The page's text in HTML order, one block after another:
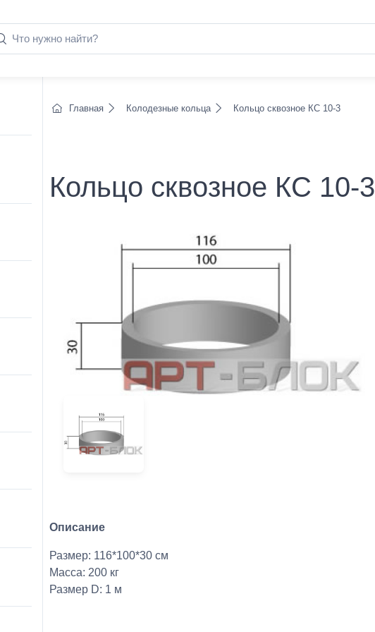
Главная Колодезные кольца Кольцо сквозное КС 10-3
Кольцо сквозное КС 10-3
Описание
Размер: 116*100*30 см
Масса: 200 кг
Размер D: 1 м